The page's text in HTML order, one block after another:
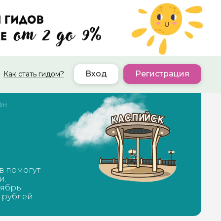
Как стать гидом? Вход Регистрация
помогут